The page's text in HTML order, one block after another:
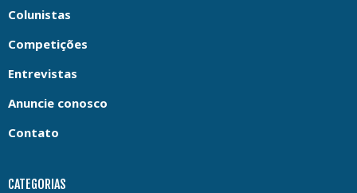
Colunistas
Competições
Entrevistas
Anuncie conosco
Contato
CATEGORIAS